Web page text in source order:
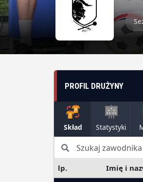
PROFIL DRUŻYNY
Skład Statystyki
lp. Imię i